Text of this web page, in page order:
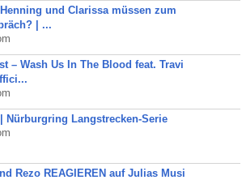
und Clarissa müssen zum
| ...
– Wash Us In The Blood feat. Travi
Nürburgring Langstrecken-Serie
Rezo REAGIEREN auf Julias Musi